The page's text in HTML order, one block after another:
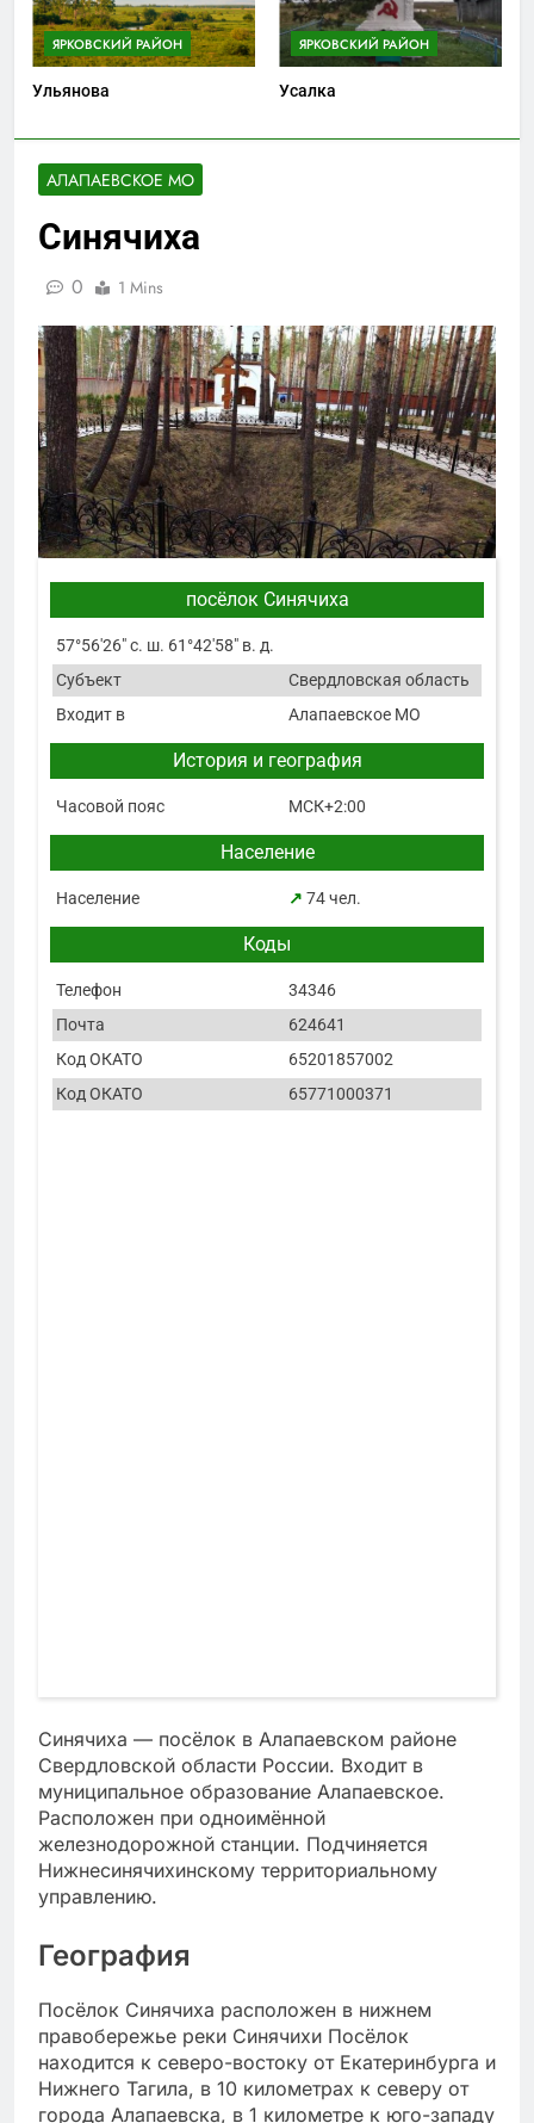
АЛАПАЕВСКОЕ МО
Синячиха
0 1 Mins
посёлок Синячиха
57°56′26″ с. ш. 61°42′58″ в. д.
Субъект
Свердловская область
Входит в
Алапаевское МО
История и география
Часовой пояс МСК+2:00
Население
Население ↗ 74 чел.
Коды
Телефон
34346
Почта
624641
Код ОКАТО
65201857002
Код ОКАТО
65771000371
Синячиха — посёлок в Алапаевском районе
Свердловской области России. Входит в
муниципальное образование Алапаевское.
Расположен при одноимённой
железнодорожной станции. Подчиняется
Нижнесинячихинскому территориальному
управлению.
География
Посёлок Синячиха расположен в нижнем
правобережье реки Синячихи Посёлок
находится к северо-востоку от Екатеринбурга и
Нижнего Тагила, в 10 километрах к северу от
города Алапаевска, в 1 километре к юго-западу
ЯРКОВСКИЙ РАЙОН
Ульянова
ЯРКОВСКИЙ РАЙОН
Усалка